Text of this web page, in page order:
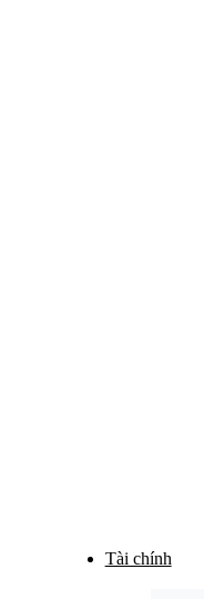
Tài chính